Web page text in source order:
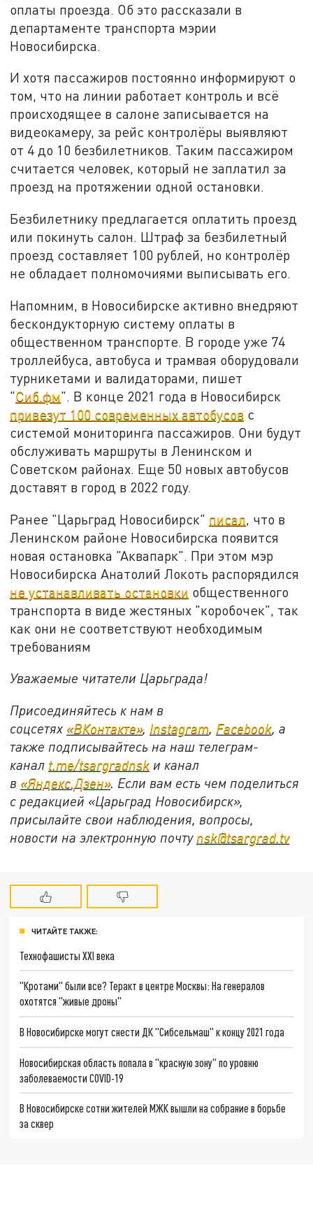
оплаты проезда. Об это рассказали в
департаменте транспорта мэрии
Новосибирска.
И хотя пассажиров постоянно информируют о
том, что на линии работает контроль и всё
происходящее в салоне записывается на
видеокамеру, за рейс контролёры выявляют
от 4 до 10 безбилетников. Таким пассажиром
считается человек, который не заплатил за
проезд на протяжении одной остановки.
Безбилетнику предлагается оплатить проезд
или покинуть салон. Штраф за безбилетный
проезд составляет 100 рублей, но контролёр
не обладает полномочиями выписывать его.
Напомним, в Новосибирске активно внедряют
бескондукторную систему оплаты в
общественном транспорте. В городе уже 74
троллейбуса, автобуса и трамвая оборудовали
турникетами и валидаторами, пишет
"Сиб.фм". В конце 2021 года в Новосибирск
привезут 100 современных автобусов с
системой мониторинга пассажиров. Они будут
обслуживать маршруты в Ленинском и
Советском районах. Еще 50 новых автобусов
доставят в город в 2022 году.
Ранее "Царьград Новосибирск" писал , что в
Ленинском районе Новосибирска появится
новая остановка "Аквапарк". При этом мэр
Новосибирска Анатолий Локоть распорядился
не устанавливать остановки общественного
транспорта в виде жестяных "коробочек", так
как они не соответствуют необходимым
требованиям
Уважаемые читатели Царьграда!
Присоединяйтесь к нам в
соцсетях «ВКонтакте», Instagram, Facebook, а
также подписывайтесь на наш телеграм-
канал t.me/tsargradnsk и канал
в «Яндекс.Дзен». Если вам есть чем поделиться
с редакцией «Царьград Новосибирск»,
присылайте свои наблюдения, вопросы,
новости на электронную почту nsk@tsargrad.tv
ЧИТАЙТЕ ТАКЖЕ:
Технофашисты XXI века
"Кротами" были все? Теракт в центре Москвы: На генералов
охотятся "живые дроны"
В Новосибирске могут снести ДК "Сибсельмаш" к концу 2021 года
Новосибирская область попала в "красную зону" по уровню
заболеваемости COVID-19
В Новосибирске сотни жителей МЖК вышли на собрание в борьбе
за сквер